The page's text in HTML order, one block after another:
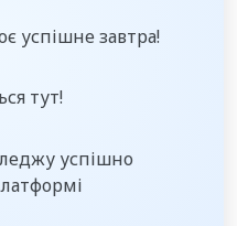
успішне завтра!
тут!
успішно